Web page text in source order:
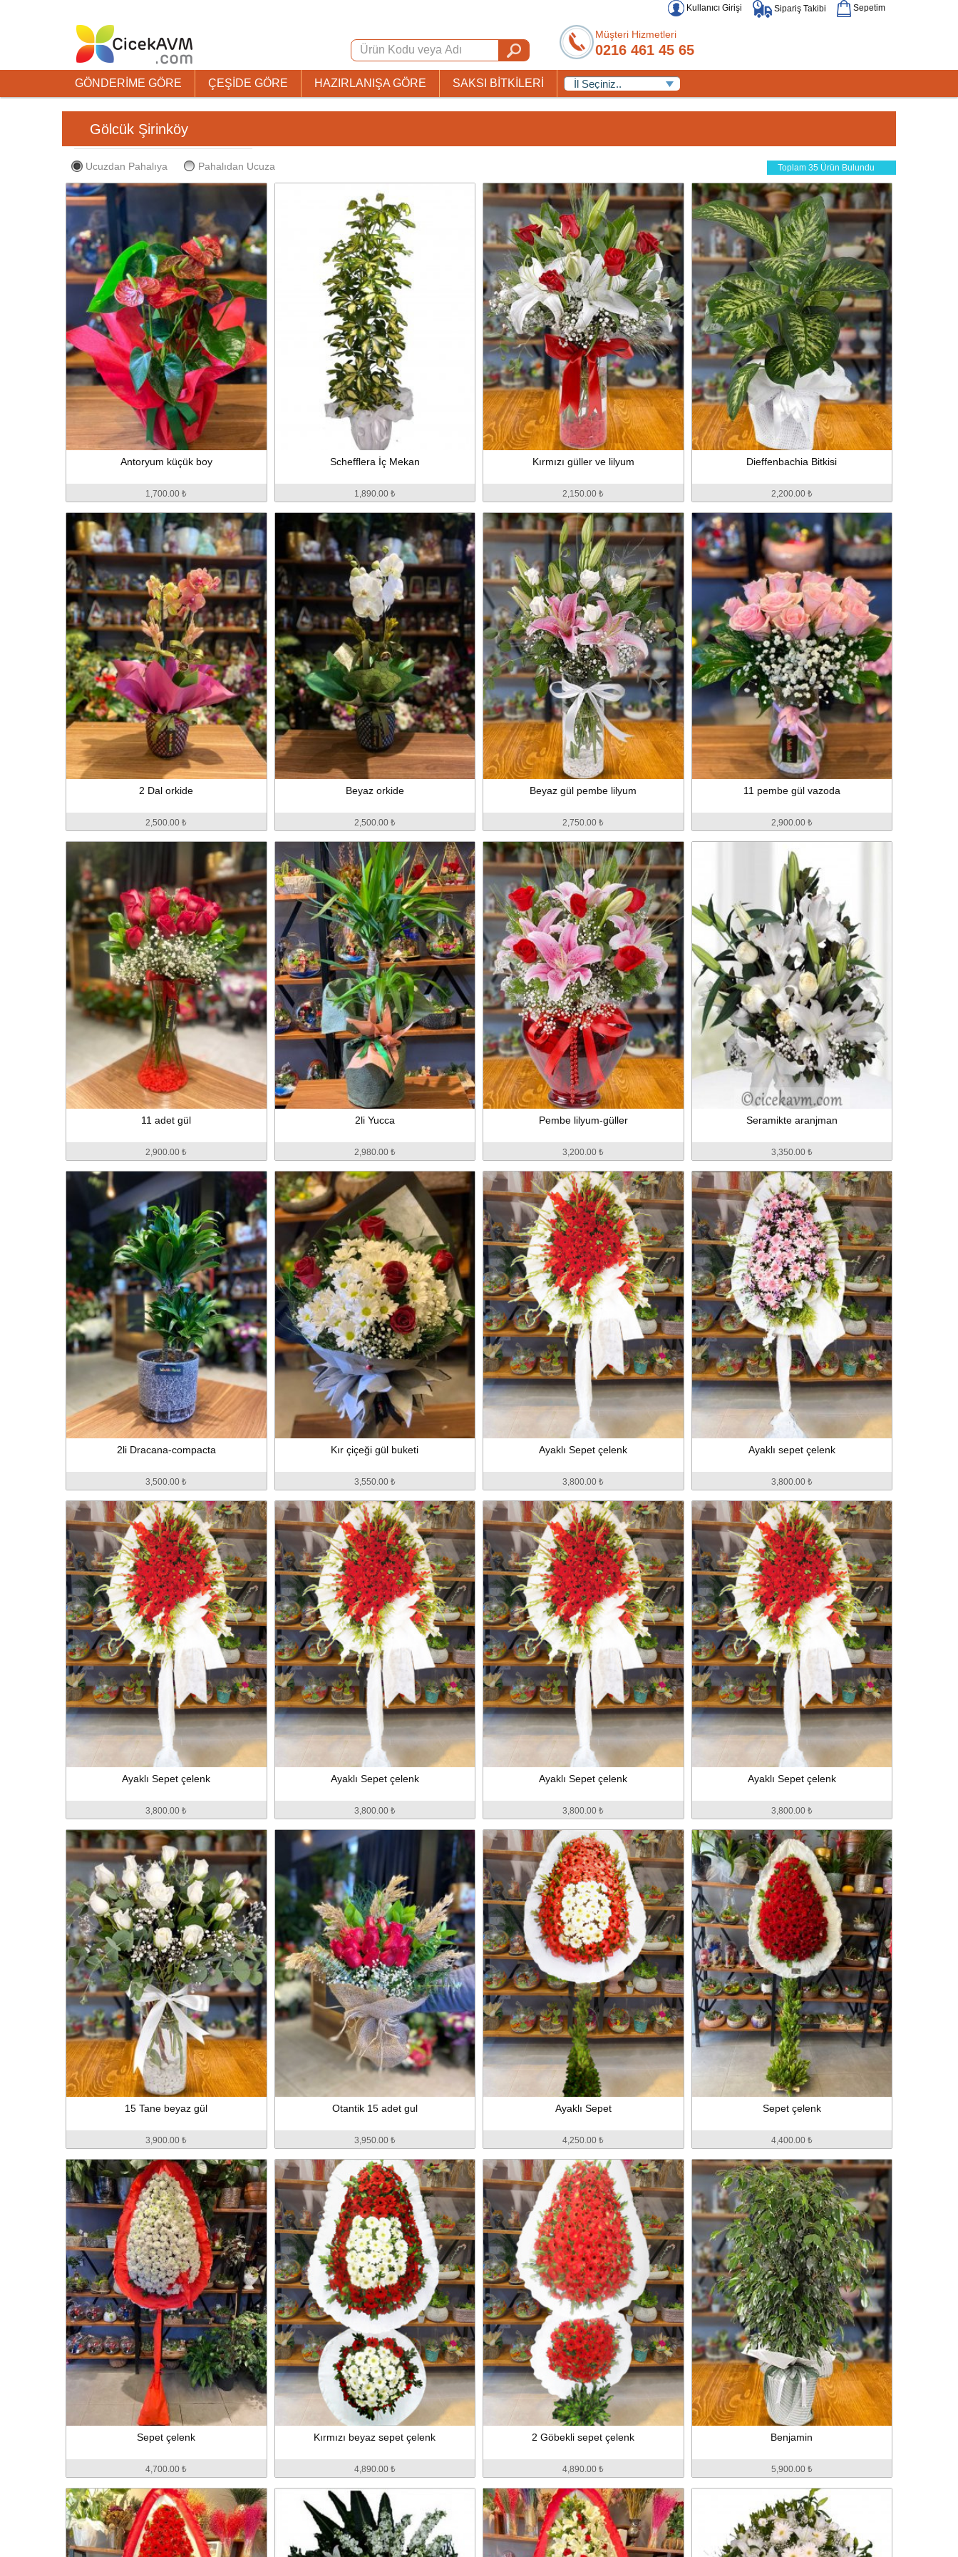
Kullanıcı Girişi Sipariş Takibi Sepetim
Müşteri Hizmetleri
0216 461 45 65
GÖNDERİME GÖRE ÇEŞİDE GÖRE HAZIRLANIŞA GÖRE SAKSI BİTKİLERİ
Gölcük Şirinköy
Ucuzdan Pahalıya Pahalıdan Ucuza Toplam 35 Ürün Bulundu
Antoryum küçük boy
1,700.00 ₺
Schefflera İç Mekan
1,890.00 ₺
Kırmızı güller ve lilyum
2,150.00 ₺
Dieffenbachia Bitkisi
2,200.00 ₺
2 Dal orkide
2,500.00 ₺
Beyaz orkide
2,500.00 ₺
Beyaz gül pembe lilyum
2,750.00 ₺
11 pembe gül vazoda
2,900.00 ₺
11 adet gül
2,900.00 ₺
2li Yucca
2,980.00 ₺
Pembe lilyum-güller
3,200.00 ₺
Seramikte aranjman
3,350.00 ₺
2li Dracana-compacta
3,500.00 ₺
Kır çiçeği gül buketi
3,550.00 ₺
Ayaklı Sepet çelenk
3,800.00 ₺
Ayaklı sepet çelenk
3,800.00 ₺
Ayaklı Sepet çelenk
3,800.00 ₺
Ayaklı Sepet çelenk
3,800.00 ₺
Ayaklı Sepet çelenk
3,800.00 ₺
Ayaklı Sepet çelenk
3,800.00 ₺
15 Tane beyaz gül
3,900.00 ₺
Otantik 15 adet gul
3,950.00 ₺
Ayaklı Sepet
4,250.00 ₺
Sepet çelenk
4,400.00 ₺
Sepet çelenk
4,700.00 ₺
Kırmızı beyaz sepet çelenk
4,890.00 ₺
2 Göbekli sepet çelenk
4,890.00 ₺
Benjamin
5,900.00 ₺